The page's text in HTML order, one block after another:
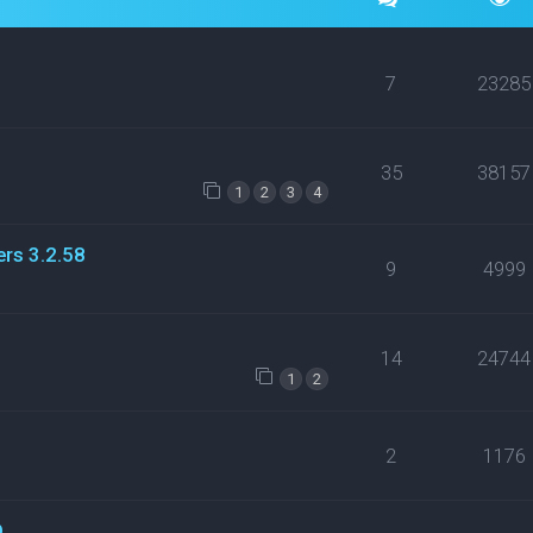
7 23285
1 2 3 4
35 38157
3.2.58
9 4999
1 2
14 24744
2 1176